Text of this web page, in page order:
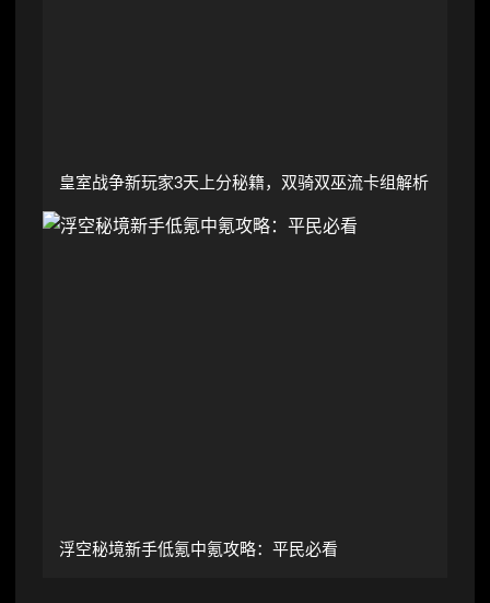
皇室战争新玩家3天上分秘籍，双骑双巫流卡组解析
浮空秘境新手低氪中氪攻略：平民必看